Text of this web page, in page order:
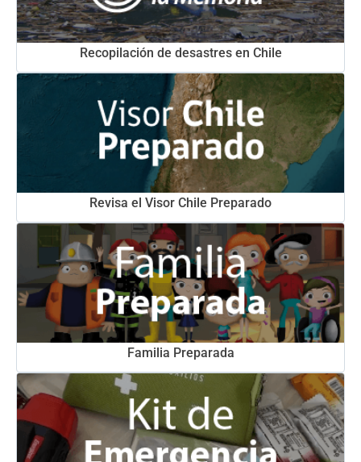
Recopilación de desastres en Chile
Revisa el Visor Chile Preparado
Familia Preparada